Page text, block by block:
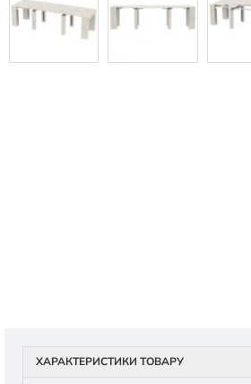
ХАРАКТЕРИСТИКИ ТОВАРУ